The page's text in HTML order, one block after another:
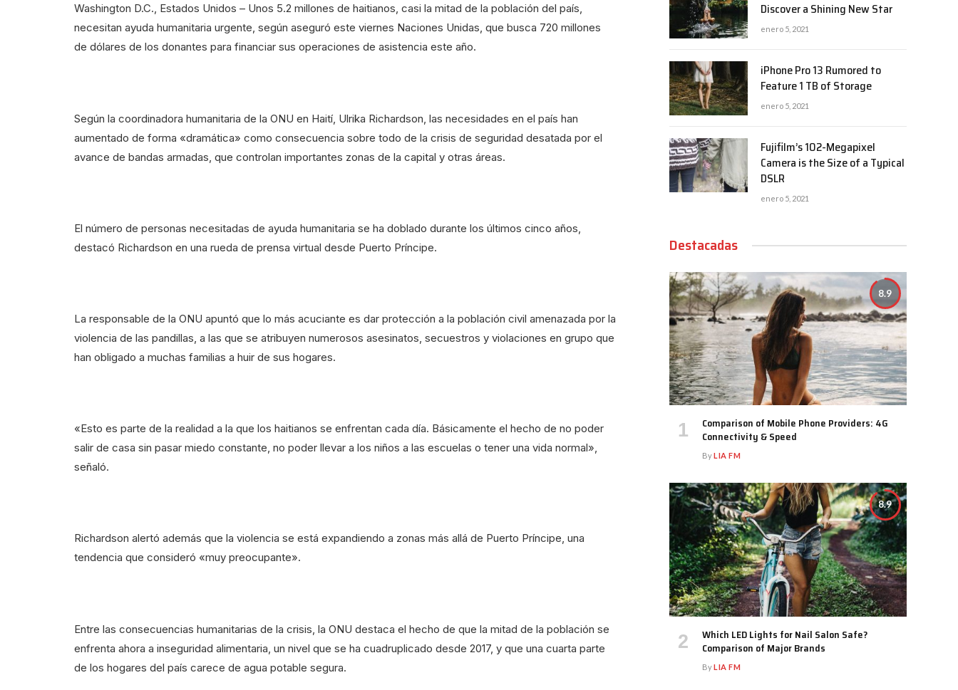
Washington D.C., Estados Unidos – Unos 5.2 millones de haitianos, casi la mitad de la población del país,
necesitan ayuda humanitaria urgente, según aseguró este viernes Naciones Unidas, que busca 720 millones
de dólares de los donantes para financiar sus operaciones de asistencia este año.
Según la coordinadora humanitaria de la ONU en Haití, Ulrika Richardson, las necesidades en el país han
aumentado de forma «dramática» como consecuencia sobre todo de la crisis de seguridad desatada por el
avance de bandas armadas, que controlan importantes zonas de la capital y otras áreas.
El número de personas necesitadas de ayuda humanitaria se ha doblado durante los últimos cinco años,
destacó Richardson en una rueda de prensa virtual desde Puerto Príncipe.
La responsable de la ONU apuntó que lo más acuciante es dar protección a la población civil amenazada por la
violencia de las pandillas, a las que se atribuyen numerosos asesinatos, secuestros y violaciones en grupo que
han obligado a muchas familias a huir de sus hogares.
«Esto es parte de la realidad a la que los haitianos se enfrentan cada día. Básicamente el hecho de no poder
salir de casa sin pasar miedo constante, no poder llevar a los niños a las escuelas o tener una vida normal»,
señaló.
Richardson alertó además que la violencia se está expandiendo a zonas más allá de Puerto Príncipe, una
tendencia que consideró «muy preocupante».
Entre las consecuencias humanitarias de la crisis, la ONU destaca el hecho de que la mitad de la población se
enfrenta ahora a inseguridad alimentaria, un nivel que se ha cuadruplicado desde 2017, y que una cuarta parte
de los hogares del país carece de agua potable segura.
Discover a Shining New Star
enero 5, 2021
iPhone Pro 13 Rumored to
Feature 1 TB of Storage
enero 5, 2021
Fujifilm’s 102-Megapixel
Camera is the Size of a Typical
DSLR
enero 5, 2021
Destacadas
8.9
Comparison of Mobile Phone Providers: 4G
Connectivity & Speed
ByLIA FM
8.9
Which LED Lights for Nail Salon Safe?
Comparison of Major Brands
ByLIA FM